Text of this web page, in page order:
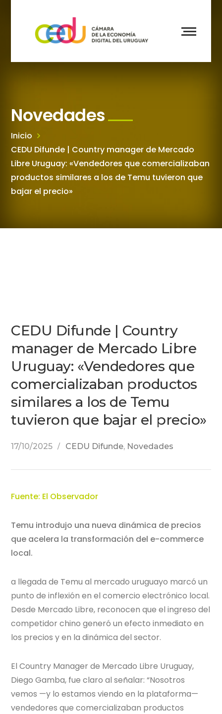
Novedades
Inicio
CEDU Difunde | Country manager de Mercado
Libre Uruguay: «Vendedores que comercializaban
productos similares a los de Temu tuvieron que
bajar el precio»
CEDU Difunde | Country
manager de Mercado Libre
Uruguay: «Vendedores que
comercializaban productos
similares a los de Temu
tuvieron que bajar el precio»
17/10/2025 CEDU Difunde, Novedades
Fuente: El Observador
Temu introdujo una nueva dinámica de precios
que acelera la transformación del e-commerce
local.
a llegada de Temu al mercado uruguayo marcó un
punto de inflexión en el comercio electrónico local.
Desde Mercado Libre, reconocen que el ingreso del
competidor chino generó un efecto inmediato en
los precios y en la dinámica del sector.
El Country Manager de Mercado Libre Uruguay,
Diego Gamba, fue claro al señalar: “Nosotros
vemos —y lo estamos viendo en la plataforma—
vendedores que comercializaban productos